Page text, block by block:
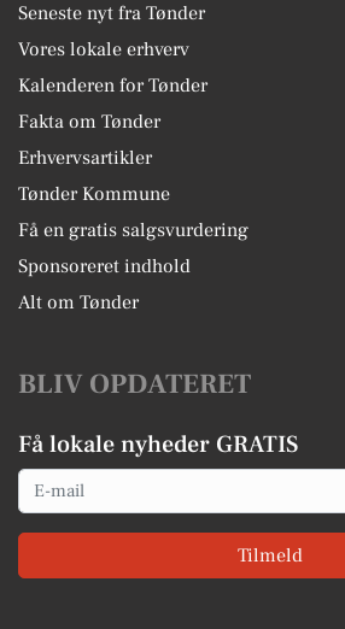
Seneste nyt fra Tønder
Vores lokale erhverv
Kalenderen for Tønder
Fakta om Tønder
Erhvervsartikler
Tønder Kommune
Få en gratis salgsvurdering
Sponsoreret indhold
Alt om Tønder
BLIV OPDATERET
Få lokale nyheder GRATIS
Email
Tilmeld